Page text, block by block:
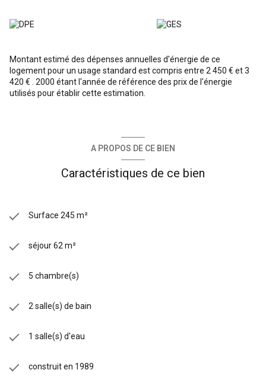
et aménagés offrent un grand espace de jeux ainsi qu’une
chambre supplémentaire.
une salle de sport ou salle de cinéma selon vos envies.
Une maison où espace, lumière et extérieur se conjuguent pour
une vie de famille harmonieuse.
Visuels non contractuels, suggestions d'aménagement
Montant estimé des dépenses annuelles d'énergie de ce
logement pour un usage standard est compris entre 2 450 € et 3
420 € . 2000 étant l'année de référence des prix de l'énergie
utilisés pour établir cette estimation.
A PROPOS DE CE BIEN
Caractéristiques de ce bien
Surface 245 m²
séjour 62 m²
5 chambre(s)
2 salle(s) de bain
1 salle(s) d'eau
construit en 1989